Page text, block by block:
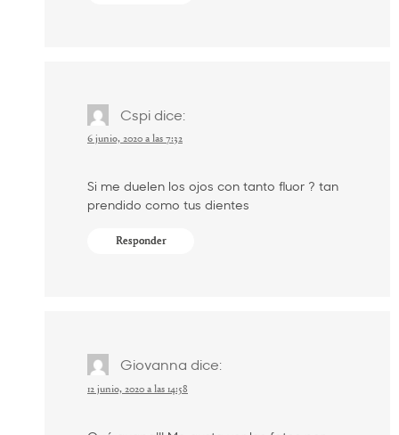
Cspi dice:
6 junio, 2020 a las 7:32
Si me duelen los ojos con tanto fluor ? tan
prendido como tus dientes
Responder
Giovanna dice:
12 junio, 2020 a las 14:58